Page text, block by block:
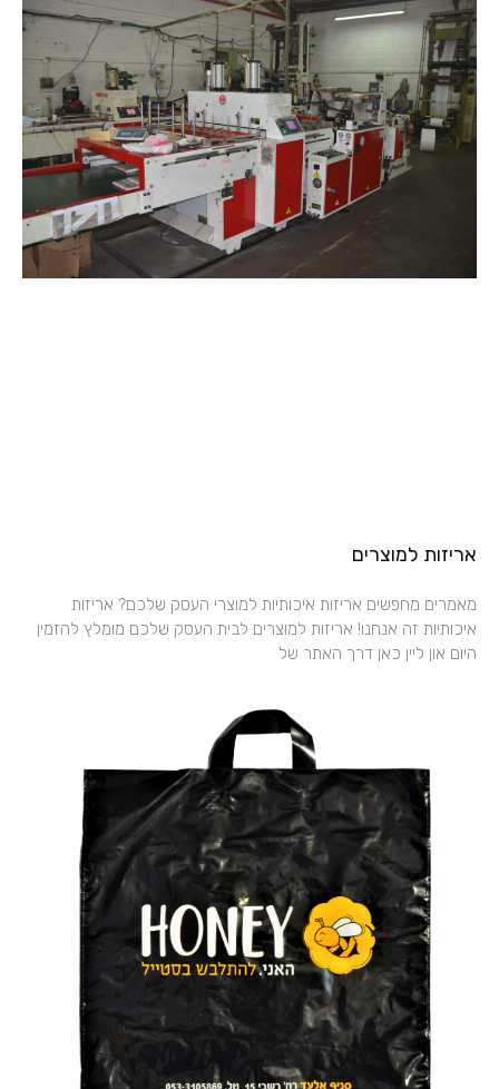
אריזות למוצרים
מאמרים מחפשים אריזות איכותיות למוצרי העסק שלכם? אריזות
איכותיות זה אנחנו! אריזות למוצרים לבית העסק שלכם מומלץ להזמין
היום און ליין כאן דרך האתר של